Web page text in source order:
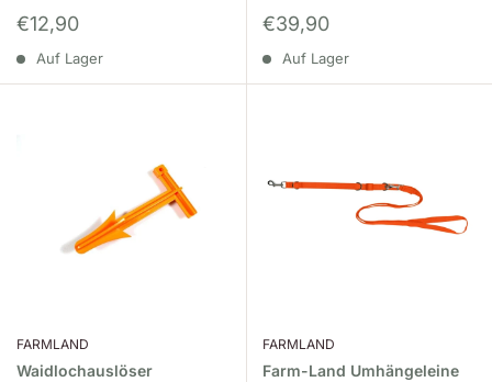
Sonderpreis
€12,90
Auf Lager
Sonderpreis
€39,90
Auf Lager
FARMLAND
Waidlochauslöser
FARMLAND
Farm-Land Umhängeleine